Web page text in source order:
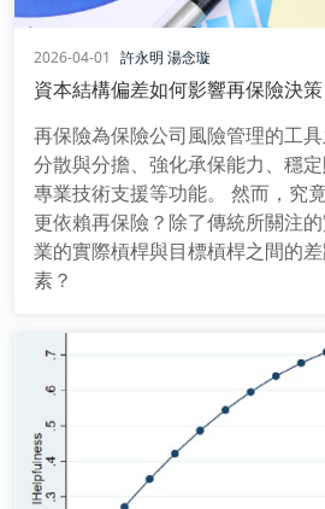
2026-04-01 許永明 湯念璇
資本結構偏差如何影響再保險決
再保險為保險公司風險管理的工
分散與分擔、強化承保能力、穩
專業技術支援等功能。 然而，究
更依賴再保險？除了傳統所關注
業的實際槓桿與目標槓桿之間的
素？